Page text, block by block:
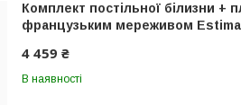
Комплект постільної білизни +
французьким мереживом
4 459 ₴
В наявності